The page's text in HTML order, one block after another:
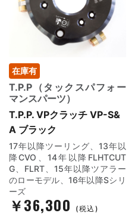
在庫有
T.P.P（タックスパフォー
マンスパーツ）
T.P.P. VPクラッチ VP-S&
A ブラック
17年以降ツーリング、13年以
降CVO、14年以降FLHTCUT
G、FLRT、15年以降ツアラー
のローモデル、16年以降Sシリ
ーズ
￥36,300 (税込)